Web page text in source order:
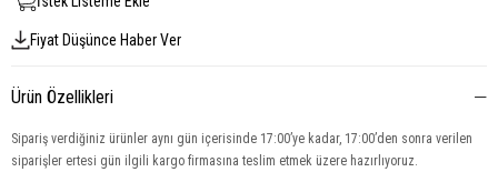
Fiyat Düşünce Haber Ver
Ürün Özellikleri
Sipariş verdiğiniz ürünler aynı gün içerisinde 17:00’ye kadar, 17:00’den sonra verilen
siparişler ertesi gün ilgili kargo firmasına teslim etmek üzere hazırlıyoruz.